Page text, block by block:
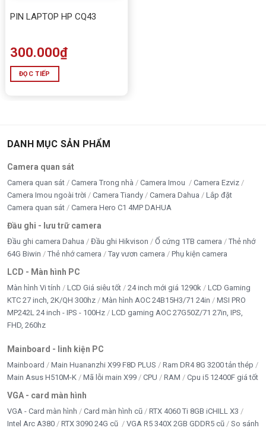
PIN LAPTOP HP CQ43
300.000₫
ĐỌC TIẾP
DANH MỤC SẢN PHẨM
Camera quan sát
Camera quan sát Camera Trong nhà Camera Imou
Camera Ezviz
Camera Imou ngoài trời
Camera Tiandy Camera Dahua
Lắp đặt
Camera quan sát
Camera Hero C1 4MP DAHUA
Đầu ghi - lưu trữ camera
Đầu ghi camera Dahua Đầu ghi Hikvison Ổ cứng 1TB camera
Thẻ nhớ
64G Biwin
Thẻ nhớ camera Tay vươn camera Phụ kiện camera
LCD - Màn hình PC
Màn hình Vi tính LCD Giá siêu tốt 24 inch mới giá 1290k
LCD Gaming
KTC 27 inch, 2K/QH 300hz
Màn hình AOC 24B15H3/71 24in
MSI PRO
MP242L 24 inch - IPS - 100Hz
LCD gaming AOC 27G50Z/71 27in, IPS,
FHD, 260hz
Mainboard - linh kiện PC
Mainboard Main Huananzhi X99 F8D PLUS
Ram DR4 8G 3200 tản thép
Main Asus H510M-K
Mã lỗi main X99 CPU RAM Cpu i5 12400F giá tốt
VGA - card màn hình
VGA - Card màn hình Card màn hình cũ
RTX 4060 Ti 8GB iCHILL X3
Intel Arc A380
RTX 3090 24G cũ VGA R5 340X 2GB GDDR5 cũ
So sánh